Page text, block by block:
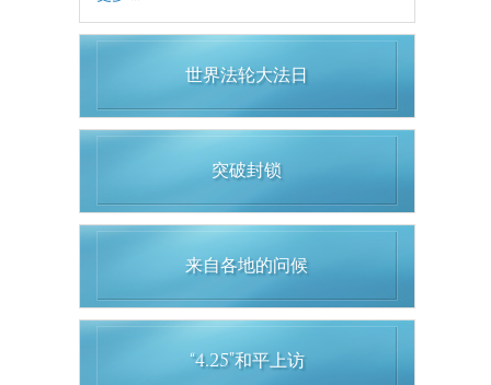
世界法轮大法日
突破封锁
来自各地的问候
“4.25”和平上访